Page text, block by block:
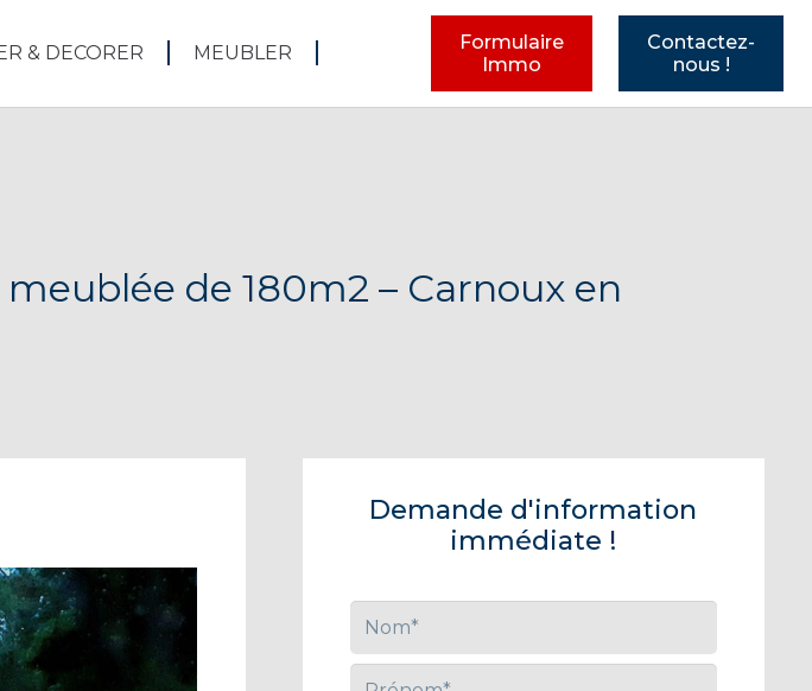
& DECORER MEUBLER
Formulaire
Immo
Contactez-
nous !
de 180m2 – Carnoux en
Demande d'information
immédiate !